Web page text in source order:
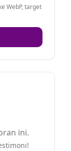
WebP, target
ini.